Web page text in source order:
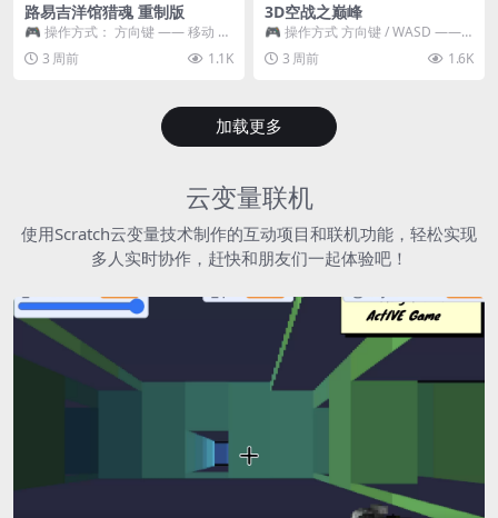
路易吉洋馆猎魂 重制版
🎮 操作方式： 方向键 —— 移动 &
跳跃 空格 —— 打开宝箱 将你...
3 周前 1.1K
3D空战之巅峰
🎮 操作方式 方向键 / WASD ——
移动 Z / K —— 射击 / 攻击...
3 周前 1.6K
加载更多
云变量联机
使用Scratch云变量技术制作的互动项目和联机功能，轻松实现
多人实时协作，赶快和朋友们一起体验吧！